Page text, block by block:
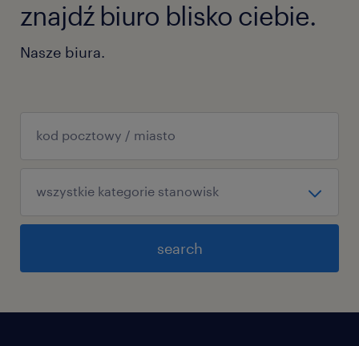
znajdź biuro blisko ciebie.
Nasze biura.
search